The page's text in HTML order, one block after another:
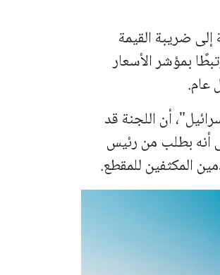
1.13 شيكل بالإضافة إلى ضريبة القيمة
مرتبطًا بمؤشر الأسعار
أن اللجنة قد
3.95 شيكل. وأشار إلى أنه بطلب من رئيس